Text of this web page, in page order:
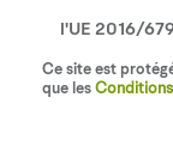
l'UE 2016/
Ce site est
que les